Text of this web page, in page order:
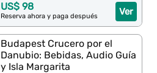
Ver
US$ 98
Reserva ahora y paga después
Budapest Crucero por el
Danubio: Bebidas, Audio Guía
y Isla Margarita